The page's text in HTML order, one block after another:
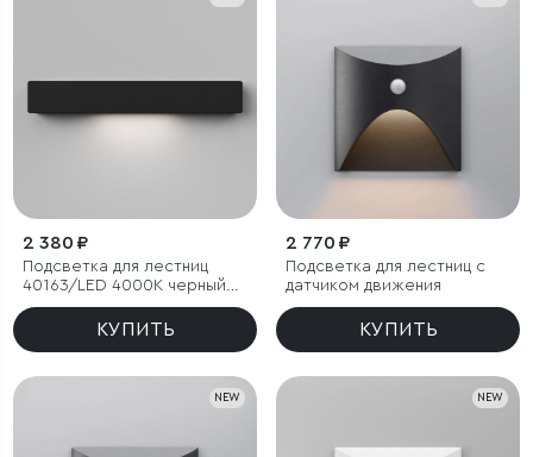
2 380 ₽
Подсветка для лестниц
40163/LED 4000К черный
IP65
КУПИТЬ
2 770 ₽
Подсветка для лестниц с
датчиком движения
КУПИТЬ
NEW NEW